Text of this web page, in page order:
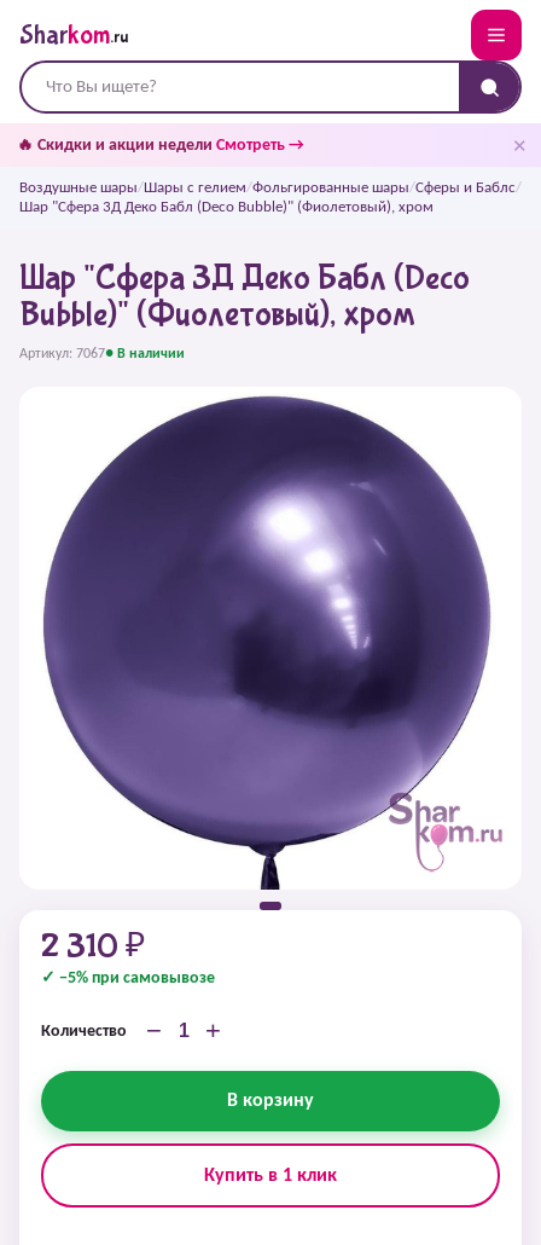
Sharkom.ru
🔥 Скидки и акции недели Смотреть → ✕
Воздушные шары/Шары с гелием/Фольгированные шары/Сферы и Баблс/
Шар "Сфера 3Д Деко Бабл (Deco Bubble)" (Фиолетовый), хром
Шар "Сфера 3Д Деко Бабл (Deco
Bubble)" (Фиолетовый), хром
Артикул: 7067● В наличии
2 310 ₽
✓ −5% при самовывозе
Количество − +
В корзину
Купить в 1 клик